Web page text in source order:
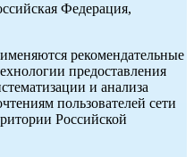
Федерация,
рекомендательные
предоставления
и анализа
пользователей сети
Российской